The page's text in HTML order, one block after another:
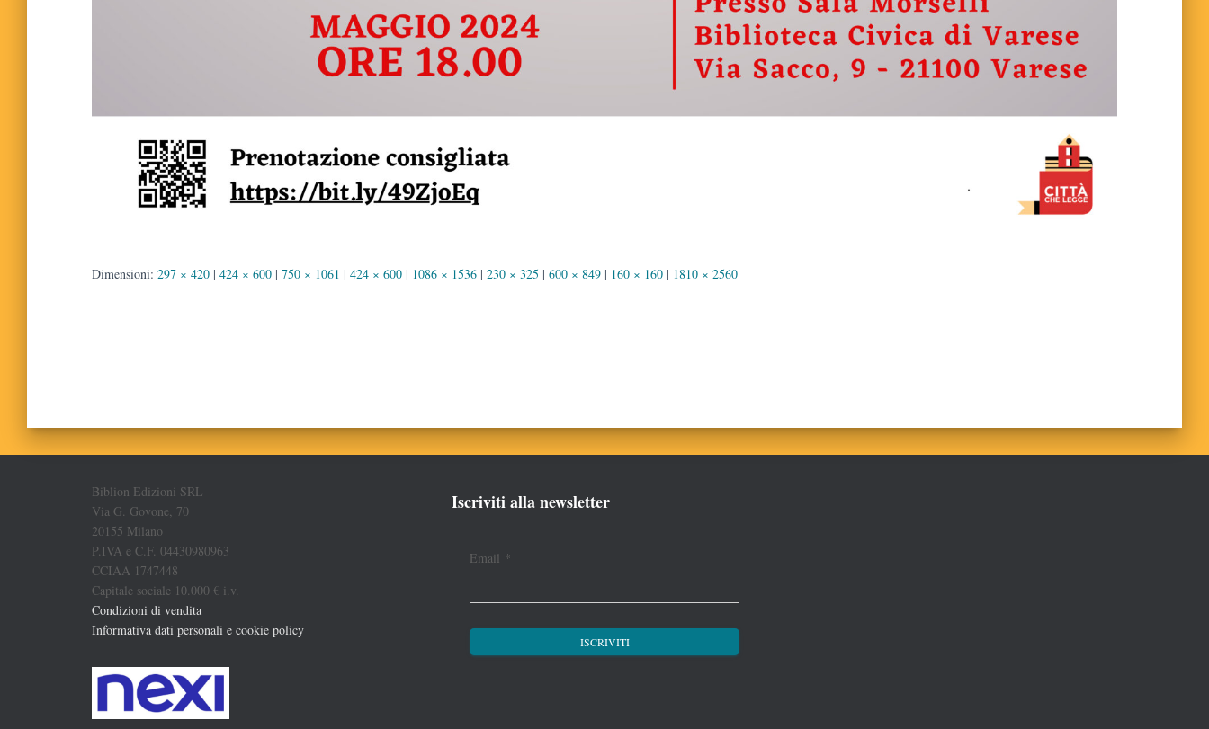
Dimensioni: 297 × 420 | 424 × 600 | 750 × 1061 | 424 × 600 | 1086 × 1536 | 230 × 325 | 600 × 849 | 160 × 160 | 1810 × 2560
Biblion Edizioni SRL
Via G. Govone, 70
20155 Milano
P.IVA e C.F. 04430980963
CCIAA 1747448
Capitale sociale 10.000 € i.v.
Condizioni di vendita
Informativa dati personali e cookie policy
Iscriviti alla newsletter
Email *